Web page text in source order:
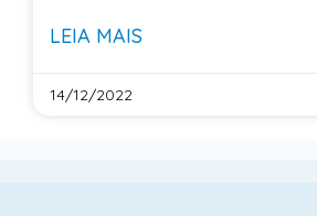
LEIA MAIS
14/12/2022